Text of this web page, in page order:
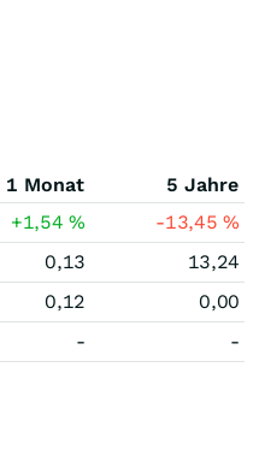
1 Monat
5 Jahre
+1,54% -13,45%
0,13
13,24
0,12
0,00
- -